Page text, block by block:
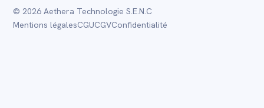
© 2026 Aethera Technologie S.E.N.C
Mentions légalesCGUCGVConfidentialité